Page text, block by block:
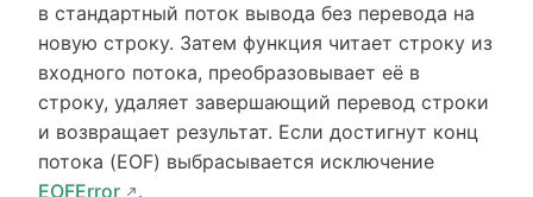
в стандартный поток вывода без перевода на
новую строку. Затем функция читает строку из
входного потока, преобразовывает её в
строку, удаляет завершающий перевод строки
и возвращает результат. Если достигнут конц
потока (EOF) выбрасывается исключение
EOFError
.